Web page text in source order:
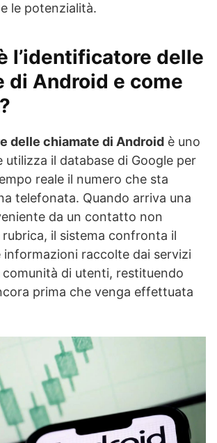
le potenzialità.
l’identificatore delle
di Android e come
delle chiamate di Android è uno
utilizza il database di Google per
reale il numero che sta
telefonata. Quando arriva una
da un contatto non
il sistema confronta il
informazioni raccolte dai servizi
comunità di utenti, restituendo
prima che venga effettuata